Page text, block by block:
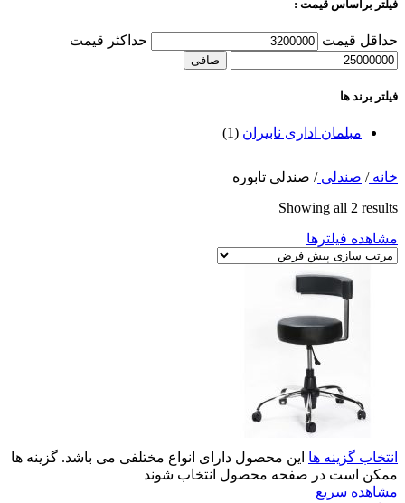
فیلتر براساس قیمت :
حداقل قیمت حداكثر قيمت
صافی
فیلتر برند ها
مبلمان اداری نابیران (1)
خانه/ صندلی/ صندلی تابوره
Showing all 2 results
مشاهده فیلترها
انتخاب گزینه ها این محصول دارای انواع مختلفی می باشد. گزینه ها
ممکن است در صفحه محصول انتخاب شوند
مشاهده سریع